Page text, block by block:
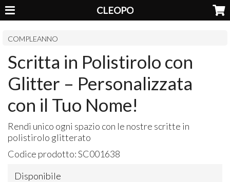
CLEOPO
COMPLEANNO
Scritta in Polistirolo con
Glitter – Personalizzata
con il Tuo Nome!
Rendi unico ogni spazio con le nostre scritte in
polistirolo glitterato
Codice prodotto:SC001638
Disponibile